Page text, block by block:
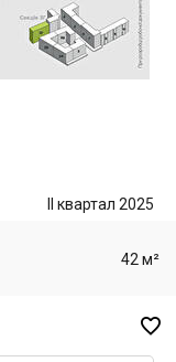
II квартал 2025
42 м²
